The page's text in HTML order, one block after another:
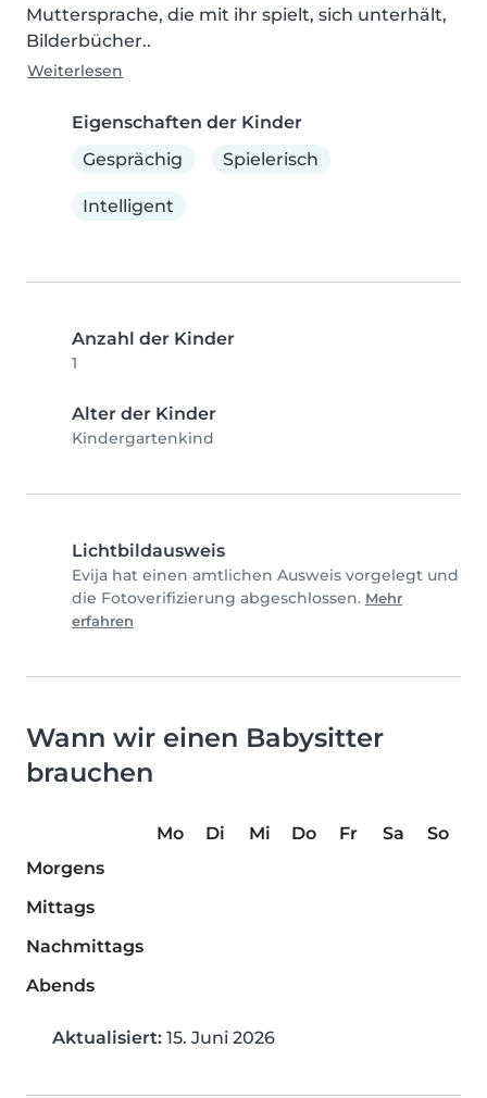
Muttersprache, die mit ihr spielt, sich unterhält,
Bilderbücher..
Weiterlesen
Eigenschaften der Kinder
Gesprächig
Spielerisch
Intelligent
Anzahl der Kinder
1
Alter der Kinder
Kindergartenkind
Lichtbildausweis
Evija hat einen amtlichen Ausweis vorgelegt und
die Fotoverifizierung abgeschlossen. Mehr
erfahren
Wann wir einen Babysitter
brauchen
Mo Di Mi Do Fr Sa
So
Morgens
Mittags
Nachmittags
Abends
Aktualisiert: 15. Juni 2026